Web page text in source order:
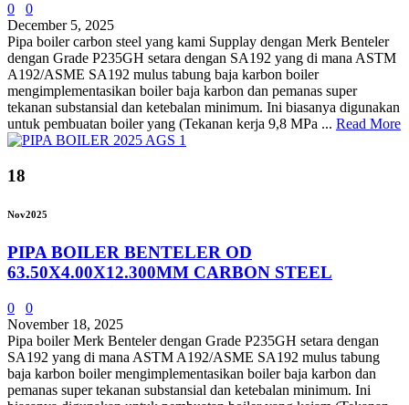
0
0
December 5, 2025
Pipa boiler carbon steel yang kami Supplay dengan Merk Benteler
dengan Grade P235GH setara dengan SA192 yang di mana ASTM
A192/ASME SA192 mulus tabung baja karbon boiler
mengimplementasikan boiler baja karbon dan pemanas super
tekanan substansial dan ketebalan minimum. Ini biasanya digunakan
untuk pembuatan boiler yang (Tekanan kerja 9,8 MPa ... Read More
18
Nov2025
PIPA BOILER BENTELER OD
63.50X4.00X12.300MM CARBON STEEL
0
0
November 18, 2025
Pipa boiler Merk Benteler dengan Grade P235GH setara dengan
SA192 yang di mana ASTM A192/ASME SA192 mulus tabung
baja karbon boiler mengimplementasikan boiler baja karbon dan
pemanas super tekanan substansial dan ketebalan minimum. Ini